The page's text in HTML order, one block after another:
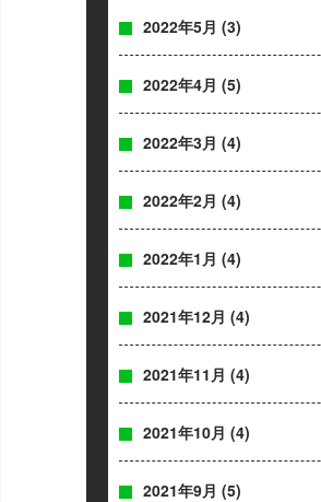
2022年5月 (3)
2022年4月 (5)
2022年3月 (4)
2022年2月 (4)
2022年1月 (4)
2021年12月 (4)
2021年11月 (4)
2021年10月 (4)
2021年9月 (5)